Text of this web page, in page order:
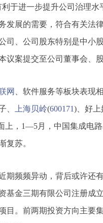
利于进一步提升公司治理
发展的需要，符合有关法
司、公司股东特别是中小
议案提交至公司董事会、
网 、软件服务等板块表现
、 上海贝岭(600171)、好
上，1—5月，中国集成电
复苏。
期频频异动，背后或许还
基金三期有限公司注册成
目。前两期投资方向主要